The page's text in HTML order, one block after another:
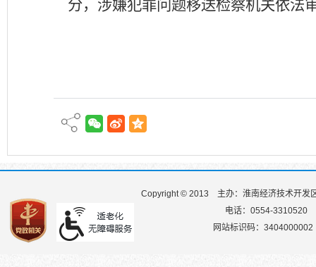
分，涉嫌犯罪问题移送检察机关依法
Copyright © 2013
主办：淮南经济技术开发
电话：0554-3310520
网站标识码：3404000002